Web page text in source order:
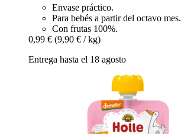
Envase práctico.
Para bebés a partir del octavo mes.
Con frutas 100%.
0,99 € (9,90 € / kg)
Entrega hasta el 18 agosto